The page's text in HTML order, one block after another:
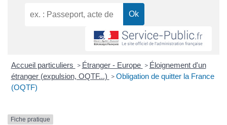
Accueil particuliers > Étranger - Europe > Éloignement d'un
étranger (expulsion, OQTF...) > Obligation de quitter la France
(OQTF)
Fiche pratique